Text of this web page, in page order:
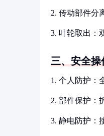
2. 传动部件分
3. 叶轮取出：
三、安全操
1. 个人防护：
2. 部件保护：
3. 静电防护：